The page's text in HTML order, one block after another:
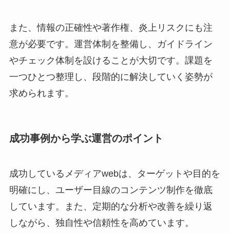
また、情報の正確性や著作権、炎上リスクにも注
意が必要です。運営体制を整備し、ガイドライン
やチェック体制を設けることが大切です。課題を
一つひとつ整理し、段階的に解決していく姿勢が
求められます。
成功事例から学ぶ運営のポイント
成功しているメディアwebは、ターゲットや目的を
明確にし、ユーザー目線のコンテンツ制作を徹底
しています。また、定期的な分析や改善を繰り返
しながら、独自性や信頼性を高めています。